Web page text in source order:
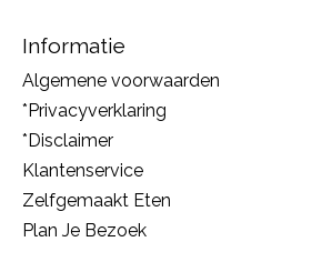
Informatie
Algemene voorwaarden
*Privacyverklaring
*Disclaimer
Klantenservice
Zelfgemaakt Eten
Plan Je Bezoek